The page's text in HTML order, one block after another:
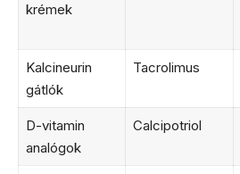
krémek
Kalcineurin
gátlók
Tacrolimus
D-vitamin
analógok
Calcipotriol